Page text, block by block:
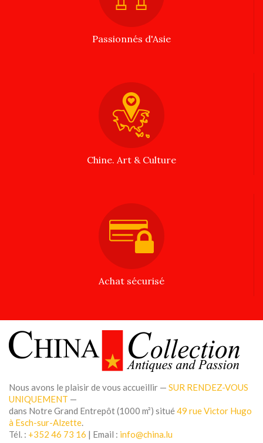
Passionnés d'Asie
Chine. Art & Culture
Achat sécurisé
Nous avons le plaisir de vous accueillir — SUR RENDEZ-VOUS
UNIQUEMENT —
dans Notre Grand Entrepôt (1000 m²) situé 49 rue Victor Hugo
à Esch-sur-Alzette.
Tél. : +352 46 73 16 | Email : info@china.lu